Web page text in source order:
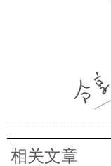
相关文章